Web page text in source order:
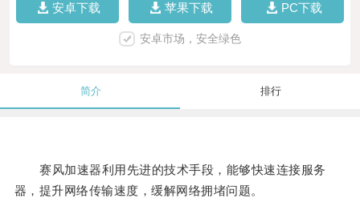
安卓下载 苹果下载 PC下载
安卓市场，安全绿色
简介 排行
赛风加速器利用先进的技术手段，能够快速连接服务
器，提升网络传输速度，缓解网络拥堵问题。